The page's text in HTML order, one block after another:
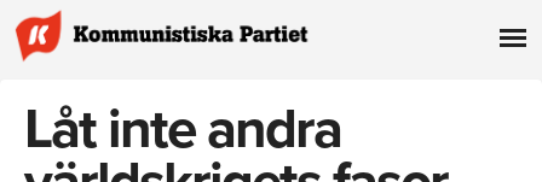
Låt inte andra